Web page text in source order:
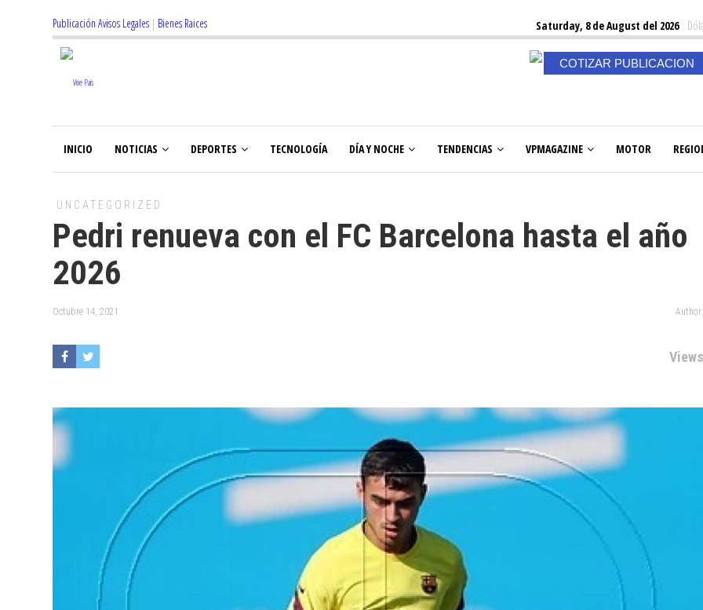
Publicación Avisos Legales | Bienes Raices Saturday, 8 de August del 2026
COTIZAR PUBLICACION
INICIO NOTICIAS DEPORTES TECNOLOGÍA DÍA Y NOCHE TENDENCIAS VPMAGAZINE MOTOR
UNCATEGORIZED
Pedri renueva con el FC Barcelona hasta el año
2026
Octubre 14, 2021